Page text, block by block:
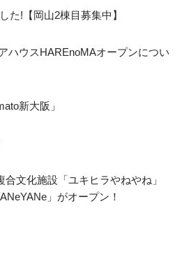
た!【岡山2棟目募集中】
ハウスHAREnoMAオープンについ
新大阪」
文化施設「ユキヒラやねやね」
」がオープン！